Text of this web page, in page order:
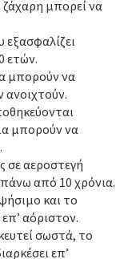
μπορεί να
ετών.
μπορούν να
ανοιχτούν.
μπορούν να
σε αεροστεγή
από 10 χρόνια.
και το
αόριστον.
σωστά, το
επ’